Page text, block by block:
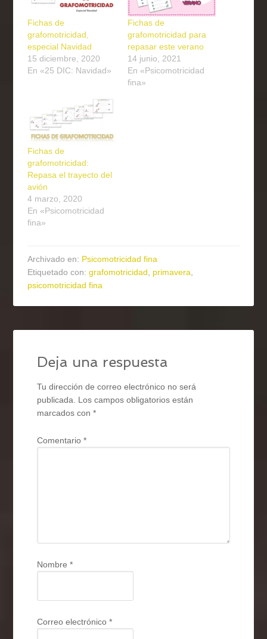
Fichas de
grafomotricidad,
especial Navidad
15 diciembre, 2020
En «25 DIC: Navidad»
Fichas de
grafomotricidad para
repasar este verano
14 junio, 2021
En «Psicomotricidad
fina»
Fichas de
grafomotricidad:
Repasa el trayecto del
avión
4 marzo, 2020
En «Psicomotricidad
fina»
Archivado en: Psicomotricidad fina
Etiquetado con:grafomotricidad primavera
psicomotricidad fina
Deja una respuesta
Tu dirección de correo electrónico no será
publicada.
Los campos obligatorios están
marcados con*
Comentario*
Nombre*
Correo electrónico*